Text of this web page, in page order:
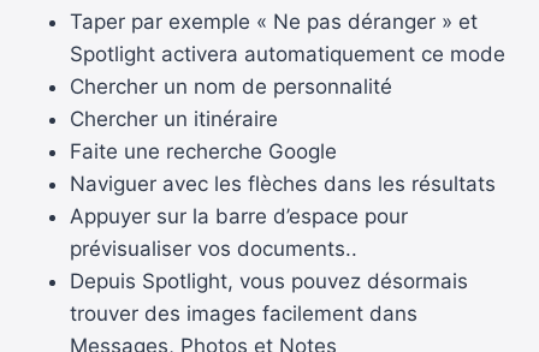
Taper par exemple « Ne pas déranger » et
Spotlight activera automatiquement ce mode
Chercher un nom de personnalité
Chercher un itinéraire
Faite une recherche Google
Naviguer avec les flèches dans les résultats
Appuyer sur la barre d’espace pour
prévisualiser vos documents..
Depuis Spotlight, vous pouvez désormais
trouver des images facilement dans
Messages, Photos et Notes